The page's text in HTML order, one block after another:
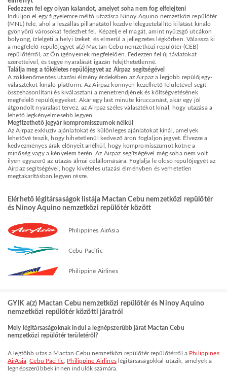
Fedezzen fel egy olyan kalandot, amelyet soha nem fog elfelejteni
Induljon el egy figyelemre méltó utazásra Ninoy Aquino nemzetközi repülőtér
(MNL) felé, ahol a leszállás pillanatától kezdve lélegzetelállító kilátást kínáló
gyönyörű városokat fedezhet fel. Képzelje el magát, amint nyüzsgő utcákon
bolyong, ízlelgeti a helyi ízeket, és elmerül a jellegzetes légkörben. Válassza ki
a megfelelő repülőjegyet a(z) Mactan Cebu nemzetközi repülőtér (CEB)
repülőtérről, az Ön igényeinek megfelelően. Fedezzen fel új távlatokat
szeretteivel, és tegye nyaralását igazán felejthetetlenné.
Találja meg a tökéletes repülőjegyet az Airpaz segítségével
A zökkenőmentes utazási élmény érdekében az Airpaz a legjobb repülőjegy-
választékot kínáló platform. Az Airpaz könnyen kezelhető felületével segít
összehasonlítani és kiválasztani a menetrendjének és költségvetésének
megfelelő repülőjegyeket. Akár egy last minute kiruccanást, akár egy jól
átgondolt nyaralást tervez, az Airpaz széles választékot kínál, hogy utazása a
lehető legkényelmesebb legyen.
Megfizethető jegyár kompromisszumok nélkül
Az Airpaz exkluzív ajánlatokat és különleges ajánlatokat kínál, amelyek
lehetővé teszik, hogy hihetetlenül kedvező áron foglaljon jegyet. Élvezze a
kedvezményes árak előnyeit anélkül, hogy kompromisszumot kötne a
minőség vagy a kényelem terén. Az Airpaz segítségével még soha nem volt
ilyen egyszerű az utazás álmai célállomására. Foglalja le olcsó repülőjegyét az
Airpaz segítségével, hogy kivételes utazási élményben és verhetetlen
megtakarításban legyen része.
Elérhető légitársaságok listája Mactan Cebu nemzetközi repülőtér
és Ninoy Aquino nemzetközi repülőtér között
Philippines AirAsia
Cebu Pacific
Philippine Airlines
GYIK a(z) Mactan Cebu nemzetközi repülőtér és Ninoy Aquino
nemzetközi repülőtér közötti járatról
Mely légitársaságoknak indul a legnépszerűbb járat Mactan Cebu
nemzetközi repülőtér területéről?
A legtöbb utas a Mactan Cebu nemzetközi repülőtér repülőtérről a Philippines
AirAsia,Cebu Pacific Philippine Airlineslégitársaságokkal utazik, amelyek a
legnépszerűbbek innen indulók számára.